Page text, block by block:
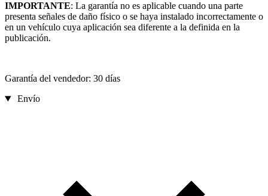
IMPORTANTE: La garantía no es aplicable cuando una parte
presenta señales de daño físico o se haya instalado incorrectamente o
en un vehículo cuya aplicación sea diferente a la definida en la
publicación.
Garantía del vendedor: 30 días
Envío